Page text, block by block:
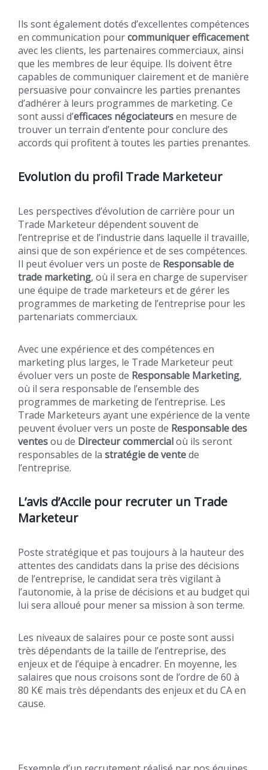
Ils sont également dotés d’excellentes compétences
en communication pourcommuniquer efficacement
avec les clients, les partenaires commerciaux, ainsi
que les membres de leur équipe. Ils doivent être
capables de communiquer clairement et de manière
persuasive pour convaincre les parties prenantes
d’adhérer à leurs programmes de marketing. Ce
sont aussi d’efficaces négociateursen mesure de
trouver un terrain d’entente pour conclure des
accords qui profitent à toutes les parties prenantes.
Evolution du profil Trade Marketeur
Les perspectives d’évolution de carrière pour un
Trade Marketeur dépendent souvent de
l’entreprise et de l’industrie dans laquelle il travaille,
ainsi que de son expérience et de ses compétences.
Il peut évoluer vers un poste de Responsable de
trade marketing, où il sera en charge de superviser
une équipe de trade marketeurs et de gérer les
programmes de marketing de l’entreprise pour les
partenariats commerciaux.
Avec une expérience et des compétences en
marketing plus larges, le Trade Marketeur peut
évoluer vers un poste de Responsable Marketing,
où il sera responsable de l’ensemble des
programmes de marketing de l’entreprise. Les
Trade Marketeurs ayant une expérience de la vente
peuvent évoluer vers un poste de Responsable des
ventesou de Directeur commercialoù ils seront
responsables de la stratégie de ventede
l’entreprise.
L’avis d’Accile pour recruter un Trade
Marketeur
Poste stratégique et pas toujours à la hauteur des
attentes des candidats dans la prise des décisions
de l’entreprise, le candidat sera très vigilant à
l’autonomie, à la prise de décisions et au budget qui
lui sera alloué pour mener sa mission à son terme.
Les niveaux de salaires pour ce poste sont aussi
très dépendants de la taille de l’entreprise, des
enjeux et de l’équipe à encadrer. En moyenne, les
salaires que nous croisons sont de l’ordre de 60 à
80 K€ mais très dépendants des enjeux et du CA en
cause.